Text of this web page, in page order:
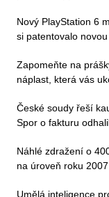
Nový PlayStation 6
si patentovalo
Zapomeňte na
náplast, která vás
České soudy řeší
Spor o fakturu
Náhlé zdražení o
na úroveň roku 2007
Umělá inteligence